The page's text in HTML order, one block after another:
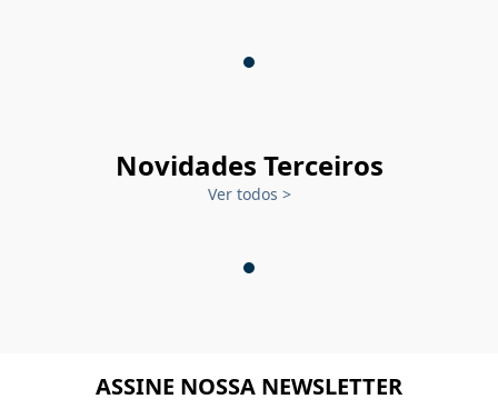
Novidades Terceiros
Ver todos >
ASSINE NOSSA NEWSLETTER